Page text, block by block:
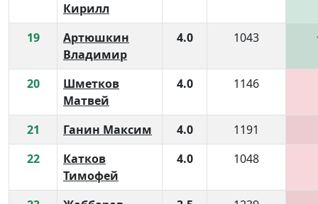
Кирилл
19
Артюшкин
Владимир
4.0 1043
20
Шметков
Матвей
4.0 1146
21 Ганин Максим 4.0
1191
22
Катков
Тимофей
4.0 1048